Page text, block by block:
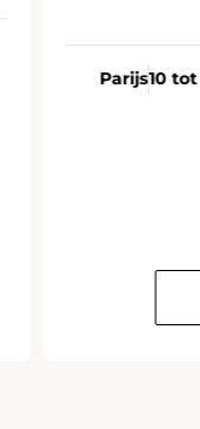
Parijs10